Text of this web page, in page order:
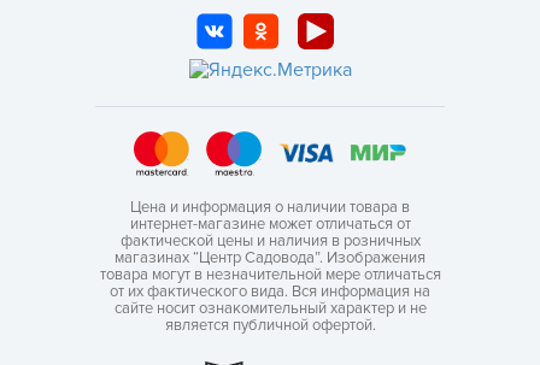
Цена и информация о наличии товара в
интернет-магазине может отличаться от
фактической цены и наличия в розничных
магазинах “Центр Садовода”. Изображения
товара могут в незначительной мере отличаться
от их фактического вида. Вся информация на
сайте носит ознакомительный характер и не
является публичной офертой.